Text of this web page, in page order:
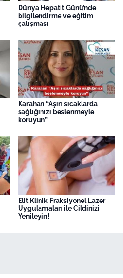
Dünya Hepatit Günü’nde
bilgilendirme ve eğitim
çalışması
Karahan “Aşırı sıcaklarda
sağlığınızı beslenmeyle
koruyun”
Elit Klinik Fraksiyonel Lazer
Uygulamaları ile Cildinizi
Yenileyin!